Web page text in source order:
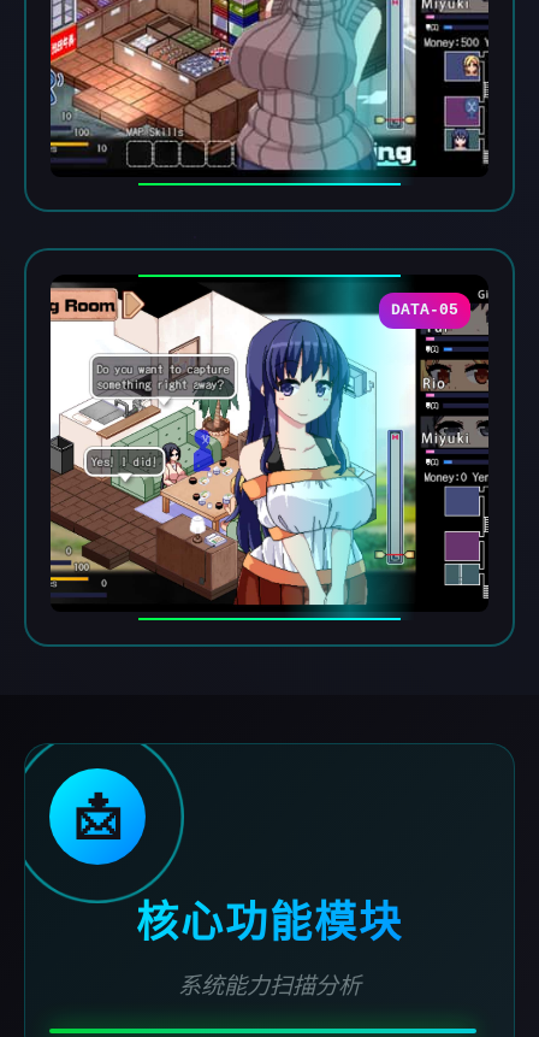
DATA-05
📩
核心功能模块
系统能力扫描分析